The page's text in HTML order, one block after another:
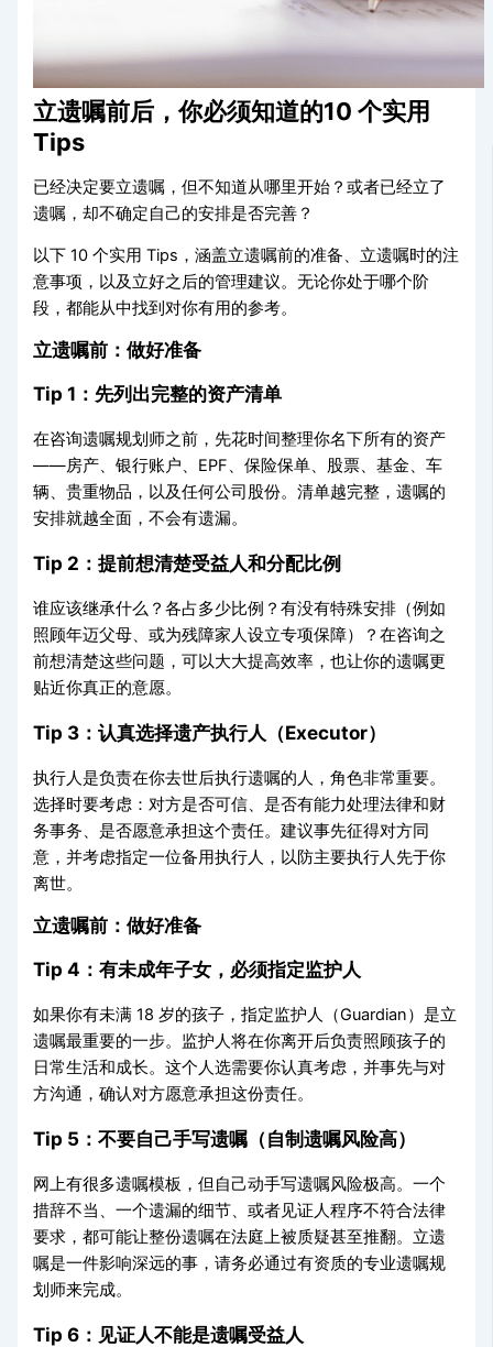
立遗嘱前后，你必须知道的10 个实用
Tips
已经决定要立遗嘱，但不知道从哪里开始？或者已经立了
遗嘱，却不确定自己的安排是否完善？
以下 10 个实用 Tips，涵盖立遗嘱前的准备、立遗嘱时的注
意事项，以及立好之后的管理建议。无论你处于哪个阶
段，都能从中找到对你有用的参考。
立遗嘱前：做好准备
Tip 1：先列出完整的资产清单
在咨询遗嘱规划师之前，先花时间整理你名下所有的资产
——房产、银行账户、EPF、保险保单、股票、基金、车
辆、贵重物品，以及任何公司股份。清单越完整，遗嘱的
安排就越全面，不会有遗漏。
Tip 2：提前想清楚受益人和分配比例
谁应该继承什么？各占多少比例？有没有特殊安排（例如
照顾年迈父母、或为残障家人设立专项保障）？在咨询之
前想清楚这些问题，可以大大提高效率，也让你的遗嘱更
贴近你真正的意愿。
Tip 3：认真选择遗产执行人（Executor）
执行人是负责在你去世后执行遗嘱的人，角色非常重要。
选择时要考虑：对方是否可信、是否有能力处理法律和财
务事务、是否愿意承担这个责任。建议事先征得对方同
意，并考虑指定一位备用执行人，以防主要执行人先于你
离世。
立遗嘱前：做好准备
Tip 4：有未成年子女，必须指定监护人
如果你有未满 18 岁的孩子，指定监护人（Guardian）是立
遗嘱最重要的一步。监护人将在你离开后负责照顾孩子的
日常生活和成长。这个人选需要你认真考虑，并事先与对
方沟通，确认对方愿意承担这份责任。
Tip 5：不要自己手写遗嘱（自制遗嘱风险高）
网上有很多遗嘱模板，但自己动手写遗嘱风险极高。一个
措辞不当、一个遗漏的细节、或者见证人程序不符合法律
要求，都可能让整份遗嘱在法庭上被质疑甚至推翻。立遗
嘱是一件影响深远的事，请务必通过有资质的专业遗嘱规
划师来完成。
Tip 6：见证人不能是遗嘱受益人